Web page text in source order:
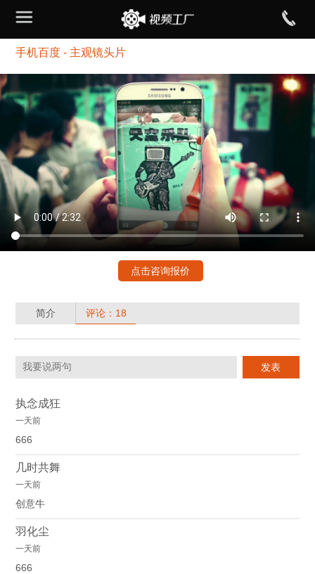
手机百度 - 主观镜头片
点击咨询报价
简介 评论：18
执念成狂
一天前
666
几时共舞
一天前
创意牛
羽化尘
一天前
666